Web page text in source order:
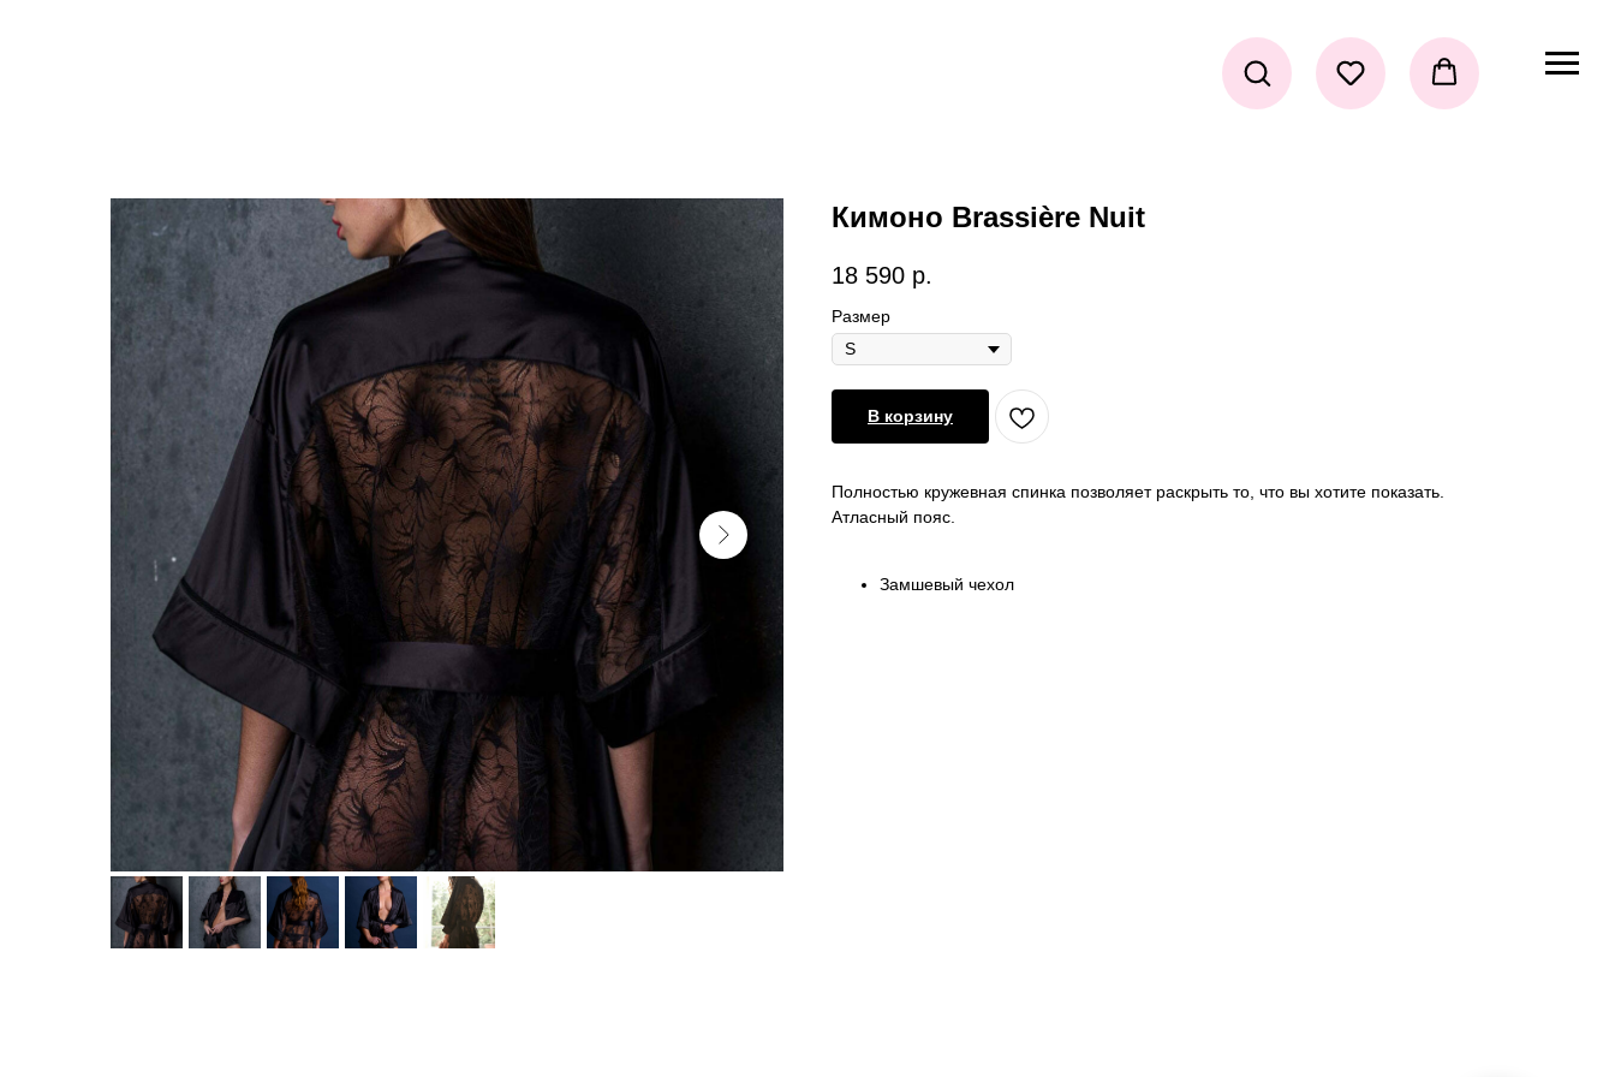
Кимоно Brassière Nuit
18 590 р.
Размер
В корзину
Полностью кружевная спинка позволяет раскрыть то, что вы хотите показать.
Атласный пояс.
Замшевый чехол